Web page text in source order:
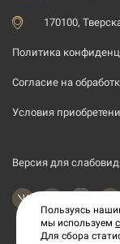
170100,
Политика
Согласие на
Условия
Версия для
Пользуясь
мы используем
Для сбора